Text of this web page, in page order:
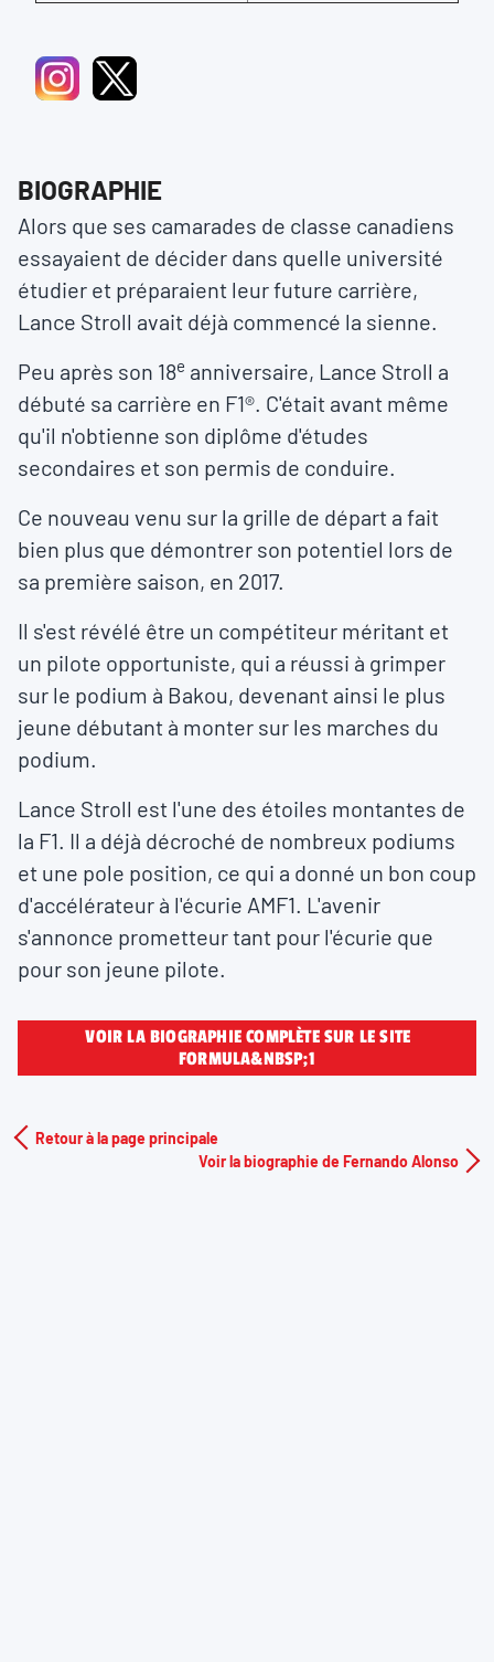
BIOGRAPHIE
Alors que ses camarades de classe canadiens
essayaient de décider dans quelle université
étudier et préparaient leur future carrière,
Lance Stroll avait déjà commencé la sienne.
Peu après son 18e anniversaire, Lance Stroll a
débuté sa carrière en F1®. C'était avant même
qu'il n'obtienne son diplôme d'études
secondaires et son permis de conduire.
Ce nouveau venu sur la grille de départ a fait
bien plus que démontrer son potentiel lors de
sa première saison, en 2017.
Il s'est révélé être un compétiteur méritant et
un pilote opportuniste, qui a réussi à grimper
sur le podium à Bakou, devenant ainsi le plus
jeune débutant à monter sur les marches du
podium.
Lance Stroll est l'une des étoiles montantes de
la F1. Il a déjà décroché de nombreux podiums
et une pole position, ce qui a donné un bon coup
d'accélérateur à l'écurie AMF1. L'avenir
s'annonce prometteur tant pour l'écurie que
pour son jeune pilote.
VOIR LA BIOGRAPHIE COMPLÈTE SUR LE SITE
FORMULA&NBSP;1
Retour à la page principale
Voir la biographie de Fernando Alonso